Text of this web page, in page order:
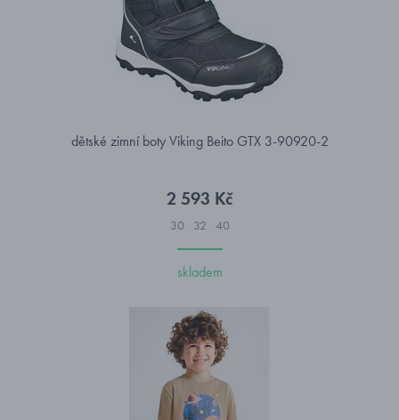
dětské zimní boty Viking Beito GTX 3-90920-2
2 593 Kč
30 32 40
skladem